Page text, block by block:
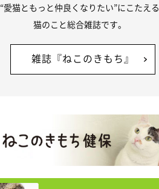
“愛猫ともっと仲良くなりたい”にこたえる
猫のこと総合雑誌です。
雑誌『ねこのきもち』